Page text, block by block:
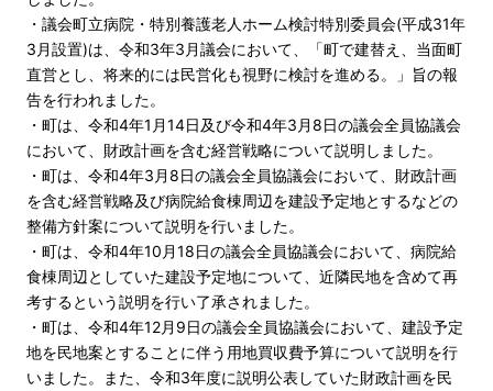
・議会町立病院・特別養護老人ホーム検討特別委員会(平成31年
3月設置)は、令和3年3月議会において、「町で建替え、当面町
直営とし、将来的には民営化も視野に検討を進める。」旨の報
告を行われました。
・町は、令和4年1月14日及び令和4年3月8日の議会全員協議会
において、財政計画を含む経営戦略について説明しました。
・町は、令和4年3月8日の議会全員協議会において、財政計画
を含む経営戦略及び病院給食棟周辺を建設予定地とするなどの
整備方針案について説明を行いました。
・町は、令和4年10月18日の議会全員協議会において、病院給
食棟周辺としていた建設予定地について、近隣民地を含めて再
考するという説明を行い了承されました。
・町は、令和4年12月9日の議会全員協議会において、建設予定
地を民地案とすることに伴う用地買収費予算について説明を行
いました。また、令和3年度に説明公表していた財政計画を民